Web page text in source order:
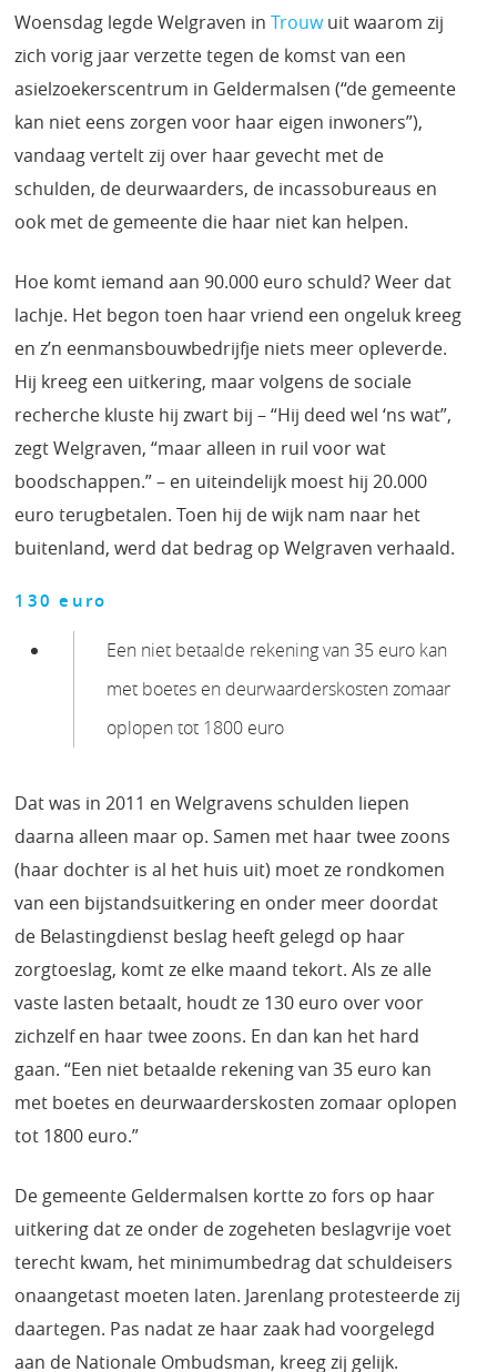
Woensdag legde Welgraven inTrouwuit waarom zij
zich vorig jaar verzette tegen de komst van een
asielzoekerscentrum in Geldermalsen (“de gemeente
kan niet eens zorgen voor haar eigen inwoners”),
vandaag vertelt zij over haar gevecht met de
schulden, de deurwaarders, de incassobureaus en
ook met de gemeente die haar niet kan helpen.
Hoe komt iemand aan 90.000 euro schuld? Weer dat
lachje. Het begon toen haar vriend een ongeluk kreeg
en z’n eenmansbouwbedrijfje niets meer opleverde.
Hij kreeg een uitkering, maar volgens de sociale
recherche kluste hij zwart bij – “Hij deed wel ‘ns wat”,
zegt Welgraven, “maar alleen in ruil voor wat
boodschappen.” – en uiteindelijk moest hij 20.000
euro terugbetalen. Toen hij de wijk nam naar het
buitenland, werd dat bedrag op Welgraven verhaald.
130 euro
Een niet betaalde rekening van 35 euro kan
met boetes en deurwaarderskosten zomaar
oplopen tot 1800 euro
Dat was in 2011 en Welgravens schulden liepen
daarna alleen maar op. Samen met haar twee zoons
(haar dochter is al het huis uit) moet ze rondkomen
van een bijstandsuitkering en onder meer doordat
de Belastingdienst beslag heeft gelegd op haar
zorgtoeslag, komt ze elke maand tekort. Als ze alle
vaste lasten betaalt, houdt ze 130 euro over voor
zichzelf en haar twee zoons. En dan kan het hard
gaan. “Een niet betaalde rekening van 35 euro kan
met boetes en deurwaarderskosten zomaar oplopen
tot 1800 euro.”
De gemeente Geldermalsen kortte zo fors op haar
uitkering dat ze onder de zogeheten beslagvrije voet
terecht kwam, het minimumbedrag dat schuldeisers
onaangetast moeten laten. Jarenlang protesteerde zij
daartegen. Pas nadat ze haar zaak had voorgelegd
aan de Nationale Ombudsman, kreeg zij gelijk.